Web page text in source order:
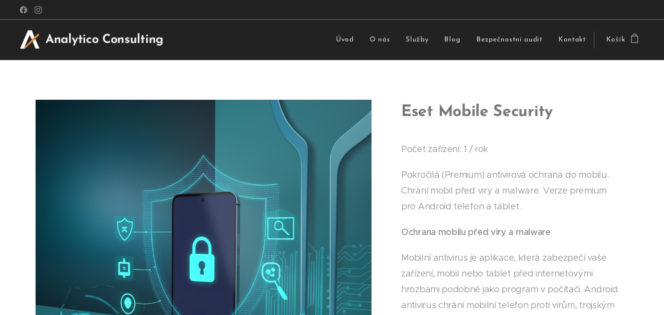
Analytico Consulting Úvod O nás Služby Blog Bezpečnostní audit Kontakt Košík
Eset Mobile Security
Počet zařízení: 1 / rok
Pokročilá (Premium) antivirová ochrana do mobilu.
Chrání mobil před viry a malware. Verze premium
pro Android telefon a tablet.
Ochrana mobilu před viry a malware
Mobilní antivirus je aplikace, která zabezpečí vaše
zařízení, mobil nebo tablet před internetovými
hrozbami podobně jako program v počítači. Android
antivirus chrání mobilní telefon proti virům, trojským